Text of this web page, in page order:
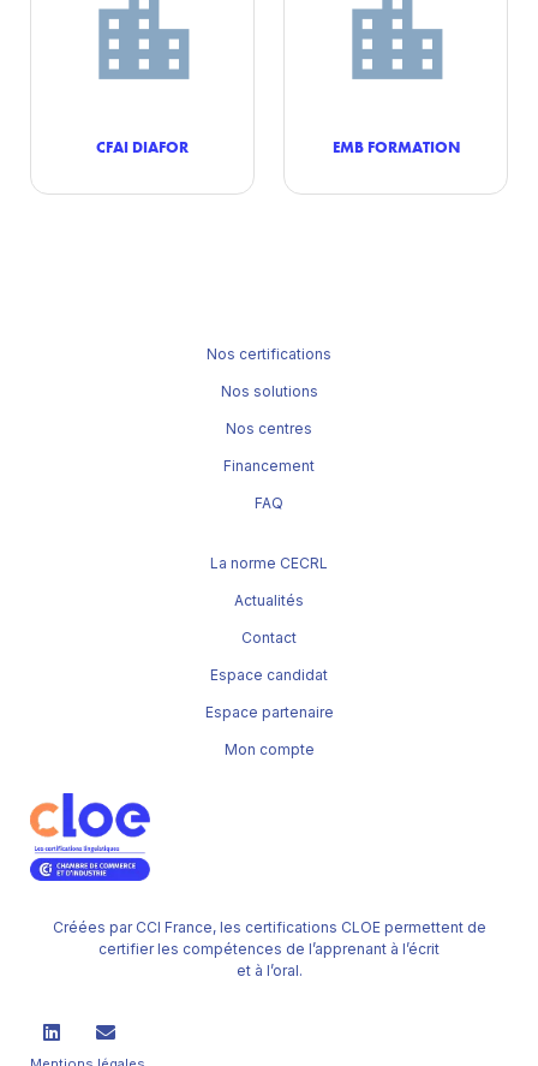
CFAI DIAFOR EMB FORMATION
Créées par CCI France, les certifications CLOE permettent de
certifier les compétences de l’apprenant à l’écrit
et à l’oral.
Nos certifications
Nos solutions
Nos centres
Financement
FAQ
La norme CECRL
Actualités
Contact
Espace candidat
Espace partenaire
Mon compte